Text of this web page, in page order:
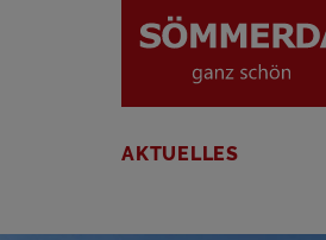
AKTUELLES